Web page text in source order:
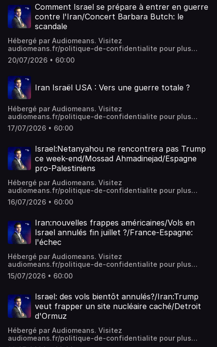
Comment Israel se prépare à entrer en guerre
contre l'Iran/Concert Barbara Butch: le
scandale
Hébergé par Audiomeans. Visitez
audiomeans.fr/politique-de-confidentialite pour plus
d'informations.
20/07/2026 • 60:00
Iran Israël USA : Vers une guerre totale ?
Hébergé par Audiomeans. Visitez
audiomeans.fr/politique-de-confidentialite pour plus
d'informations.
17/07/2026 • 60:00
Israel:Netanyahou ne rencontrera pas Trump
ce week-end/Mossad Ahmadinejad/Espagne
pro-Palestiniens
Hébergé par Audiomeans. Visitez
audiomeans.fr/politique-de-confidentialite pour plus
d'informations.
16/07/2026 • 60:00
Iran:nouvelles frappes américaines/Vols en
Israel annulés fin juillet ?/France-Espagne:
l'échec
Hébergé par Audiomeans. Visitez
audiomeans.fr/politique-de-confidentialite pour plus
d'informations.
15/07/2026 • 60:00
Israel: des vols bientôt annulés?/Iran:Trump
veut frapper un site nucléaire caché/Detroit
d'Ormuz
Hébergé par Audiomeans. Visitez
audiomeans.fr/politique-de-confidentialite pour plus